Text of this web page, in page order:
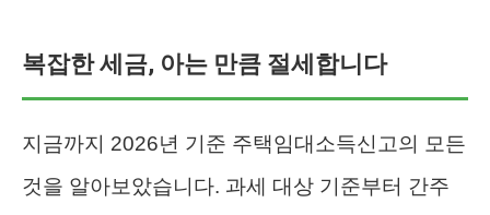
복잡한 세금, 아는 만큼 절세합니다
지금까지 2026년 기준 주택임대소득신고의 모든
것을 알아보았습니다. 과세 대상 기준부터 간주